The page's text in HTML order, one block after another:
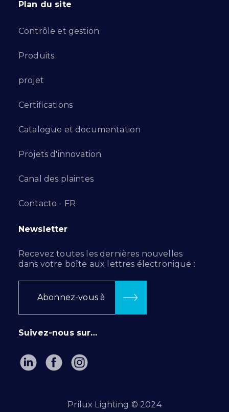
Plan du site
Contrôle et gestion
Produits
projet
Certifications
Catalogue et documentation
Projets d'innovation
Canal des plaintes
Contacto - FR
Newsletter
Recevez toutes les dernières nouvelles
dans votre boîte aux lettres électronique :
Abonnez-vous à
Suivez-nous sur…
Prilux Lighting © 2024